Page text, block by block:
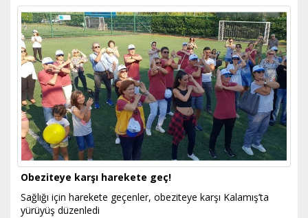
Obeziteye karşı harekete geç!
Sağlığı için harekete geçenler, obeziteye karşı Kalamış’ta
yürüyüş düzenledi